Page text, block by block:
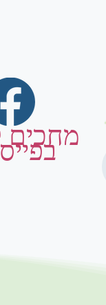
מחכים